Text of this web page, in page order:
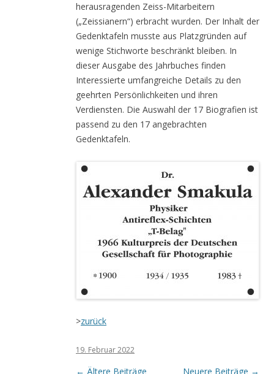
herausragenden Zeiss-Mitarbeitern
(„Zeissianern“) erbracht wurden. Der Inhalt der
Gedenktafeln musste aus Platzgründen auf
wenige Stichworte beschränkt bleiben. In
dieser Ausgabe des Jahrbuches finden
Interessierte umfangreiche Details zu den
geehrten Persönlichkeiten und ihren
Verdiensten. Die Auswahl der 17 Biografien ist
passend zu den 17 angebrachten
Gedenktafeln.
>zurück
19. Februar 2022
Beitrags-
← Ältere Beiträge Neuere Beiträge →